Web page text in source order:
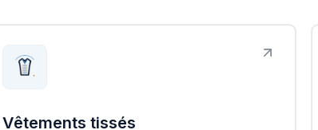
Vêtements tissés